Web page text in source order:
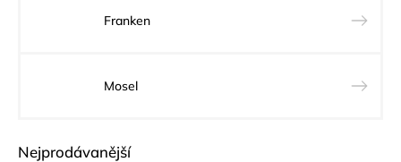
Franken
Mosel
Nejprodávanější